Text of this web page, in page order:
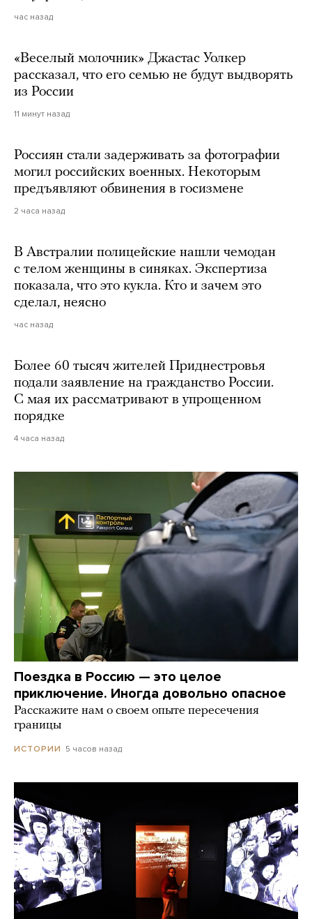
час назад
«Веселый молочник» Джастас Уолкер
рассказал, что его семью не будут выдворять
из России
11 минут назад
Россиян стали задерживать за фотографии
могил российских военных. Некоторым
предъявляют обвинения в госизмене
2 часа назад
В Австралии полицейские нашли чемодан
с телом женщины в синяках. Экспертиза
показала, что это кукла. Кто и зачем это
сделал, неясно
час назад
Более 60 тысяч жителей Приднестровья
подали заявление на гражданство России.
С мая их рассматривают в упрощенном
порядке
4 часа назад
Поездка в Россию — это целое
приключение. Иногда довольно опасное
Расскажите нам о своем опыте пересечения
границы
ИСТОРИИ 5 часов назад